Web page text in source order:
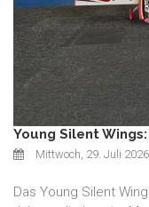
Young Silent
Mittwoch, 29. Juli 2026
Das Young Silent